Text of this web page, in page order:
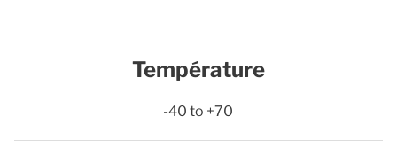
Température
-40 to +70